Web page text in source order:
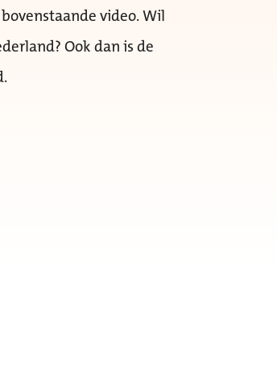
video. Wil
Ook dan is de